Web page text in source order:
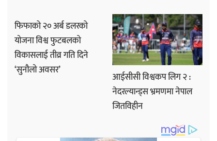
फिफाको २० अर्ब डलरको
योजना विश्व फुटबलको
विकासलाई तीव्र गति दिने
‘सुनौलो अवसर’
आईसीसी विश्वकप लिग २ :
नेदरल्यान्ड्स भ्रमणमा नेपाल
जितविहीन